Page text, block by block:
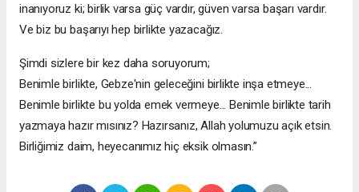
inanıyoruz ki; birlik varsa güç vardır, güven varsa başarı vardır.
Ve biz bu başarıyı hep birlikte yazacağız.
Şimdi sizlere bir kez daha soruyorum;
Benimle birlikte, Gebze'nin geleceğini birlikte inşa etmeye...
Benimle birlikte bu yolda emek vermeye... Benimle birlikte tarih
yazmaya hazır mısınız? Hazırsanız, Allah yolumuzu açık etsin.
Birliğimiz daim, heyecanımız hiç eksik olmasın.”